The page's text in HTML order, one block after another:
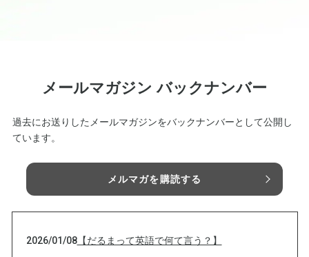
メールマガジン バックナンバー
過去にお送りしたメールマガジンをバックナンバーとして公開し
ています。
メルマガを購読する
2026/01/08【だるまって英語で何て言う？】